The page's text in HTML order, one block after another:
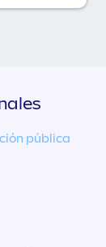
pública